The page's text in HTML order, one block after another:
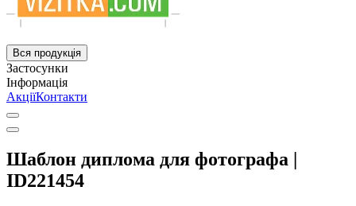
Вся продукція
Застосунки
Інформація
АкціїКонтакти
Шаблон диплома для фотографа |
ID221454